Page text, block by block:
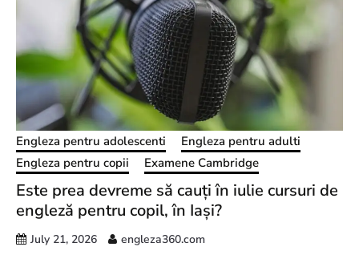
Engleza pentru adolescenti
Engleza pentru adulti
Engleza pentru copii
Examene Cambridge
Este prea devreme să cauți în iulie cursuri de
engleză pentru copil, în Iași?
July 21, 2026 engleza360.com